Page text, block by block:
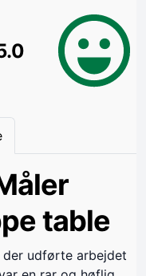
table
udførte arbejdet